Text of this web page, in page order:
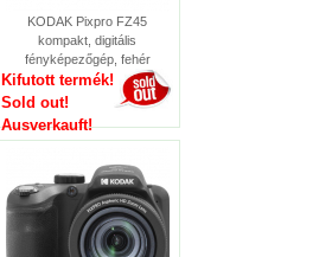
KODAK Pixpro FZ45
kompakt, digitális
fényképezőgép, fehér
Kifutott termék!
Sold out!
Ausverkauft!